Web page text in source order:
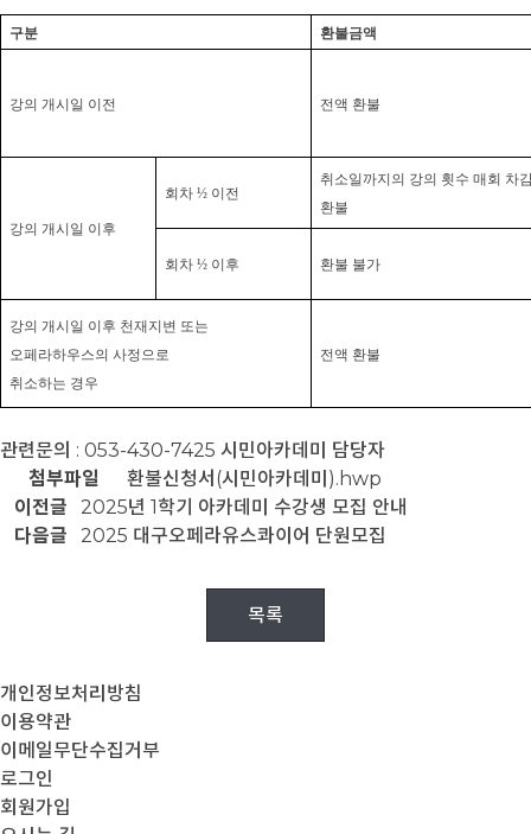
구분 환불금액
강의 개시일 이전 전액 환불
강의 개시일 이후
회차 ½ 이전
취소일까지의 강의 횟수 매회 차
환불
회차 ½ 이후 환불 불가
강의 개시일 이후 천재지변 또는
오페라하우스의 사정으로
취소하는 경우
전액 환불
관련문의 : 053-430-7425 시민아카데미 담당자
첨부파일
환불신청서(시민아카데미).hwp
이전글
2025년 1학기 아카데미 수강생 모집 안내
다음글
2025 대구오페라유스콰이어 단원모집
목록
개인정보처리방침
이용약관
이메일무단수집거부
로그인
회원가입